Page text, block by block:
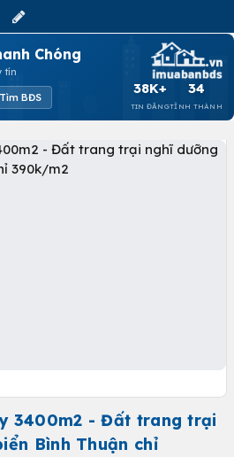
Chóng
tín
Tìm BĐS
38K+
TIN ĐĂNG
34
TỈNH THÀNH
3400m2 - Đất trang trại
Bình Thuận chỉ